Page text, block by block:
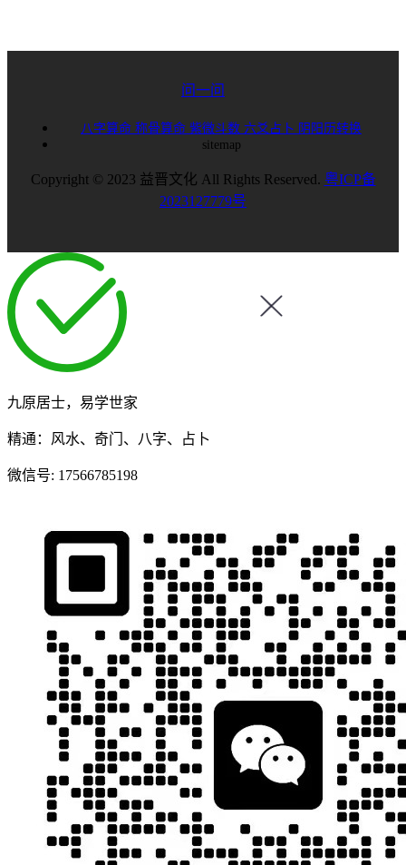
问一问
八字算命 称骨算命 紫微斗数 六爻占卜 阴阳历转换
sitemap
Copyright © 2023 益晋文化 All Rights Reserved. 粤ICP备
2023127779号
九原居士，易学世家
精通：风水、奇门、八字、占卜
微信号: 17566785198